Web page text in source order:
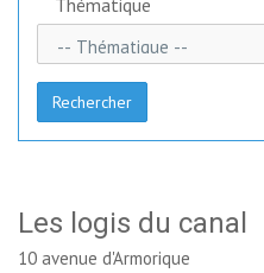
Rechercher
Les logis du canal
10 avenue d'Armorique